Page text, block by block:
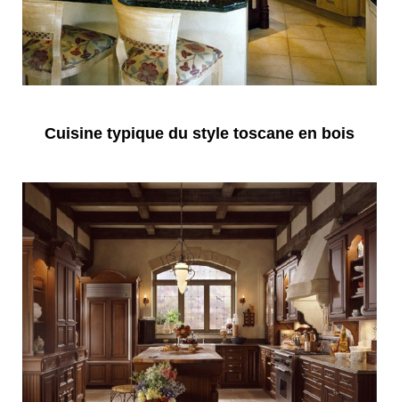
Cuisine typique du style toscane en bois